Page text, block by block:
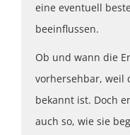
eine eventuell
beeinflussen.
Ob und wann die
vorhersehbar, weil
bekannt ist. Doch
auch so, wie sie